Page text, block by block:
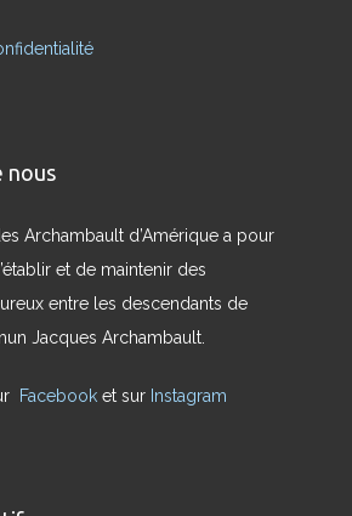
nous
Archambault d’Amérique a pour
et de maintenir des
entre les descendants de
Jacques Archambault.
Facebook et sur Instagram